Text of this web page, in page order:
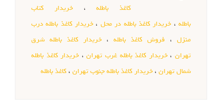
کاغذ باطله،خریدار کتاب
باطله، خریدار کاغذ باطله در محل ، خریدار کاغذ باطله درب
منزل ، فروش کاغذ باطله ، خریدار کاغذ باطله شرق
تهران،خریدار کاغذ باطله غرب تهران، خریدار کاغذ باطله
شمال تهران ، خریدار کاغذ باطله جنوب تهران ، کاغذ باطله